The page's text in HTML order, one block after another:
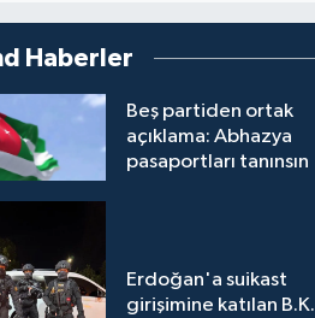
Haberler
Beş partiden ortak
açıklama: Abhazya
pasaportları tanınsın
Erdoğan'a suikast
girişimine katılan B.K.